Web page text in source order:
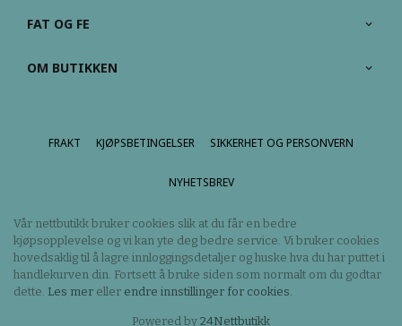
FAT OG FE
OM BUTIKKEN
FRAKT KJØPSBETINGELSER SIKKERHET OG PERSONVERN
NYHETSBREV
Vår nettbutikk bruker cookies slik at du får en bedre
kjøpsopplevelse og vi kan yte deg bedre service. Vi bruker cookies
hovedsaklig til å lagre innloggingsdetaljer og huske hva du har puttet i
handlekurven din. Fortsett å bruke siden som normalt om du godtar
dette. Les mer eller endre innstillinger for cookies.
Powered by 24Nettbutikk